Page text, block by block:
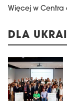
Więcej w
DLA